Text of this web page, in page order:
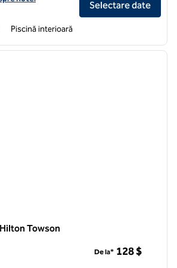
Selectare date
Piscină interioară
Towson
De la* 128 $